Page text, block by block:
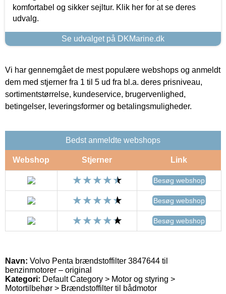
komfortabel og sikker sejltur. Klik her for at se deres
udvalg.
Se udvalget på DKMarine.dk
Vi har gennemgået de mest populære webshops og anmeldt
dem med stjerner fra 1 til 5 ud fra bl.a. deres prisniveau,
sortimentstørrelse, kundeservice, brugervenlighed,
betingelser, leveringsformer og betalingsmuligheder.
Bedst anmeldte webshops
Webshop Stjerner Link
Besøg webshop
Besøg webshop
Besøg webshop
Navn: Volvo Penta brændstoffilter 3847644 til
benzinmotorer – original
Kategori: Default Category > Motor og styring >
Motortilbehør > Brændstoffilter til bådmotor